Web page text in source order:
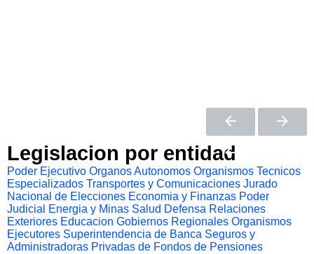
Legislacion por entidad
Poder Ejecutivo Organos Autonomos Organismos Tecnicos
Especializados Transportes y Comunicaciones Jurado
Nacional de Elecciones Economia y Finanzas Poder
Judicial
Energia y Minas Salud Defensa Relaciones
Exteriores Educacion Gobiernos Regionales Organismos
Ejecutores Superintendencia de Banca Seguros y
Administradoras Privadas de Fondos de Pensiones